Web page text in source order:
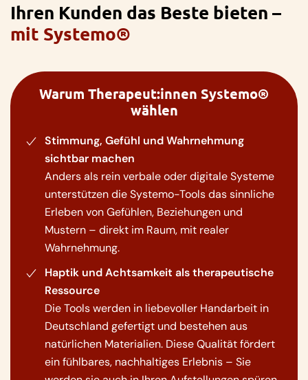
Ihren Kunden das Beste bieten –
mit Systemo®
Warum Therapeut:innen Systemo®
wählen
Stimmung, Gefühl und Wahrnehmung
sichtbar machen
Anders als rein verbale oder digitale Systeme
unterstützen die Systemo-Tools das sinnliche
Erleben von Gefühlen, Beziehungen und
Mustern – direkt im Raum, mit realer
Wahrnehmung.
Haptik und Achtsamkeit als therapeutische
Ressource
Die Tools werden in liebevoller Handarbeit in
Deutschland gefertigt und bestehen aus
natürlichen Materialien. Diese Qualität fördert
ein fühlbares, nachhaltiges Erlebnis – Sie